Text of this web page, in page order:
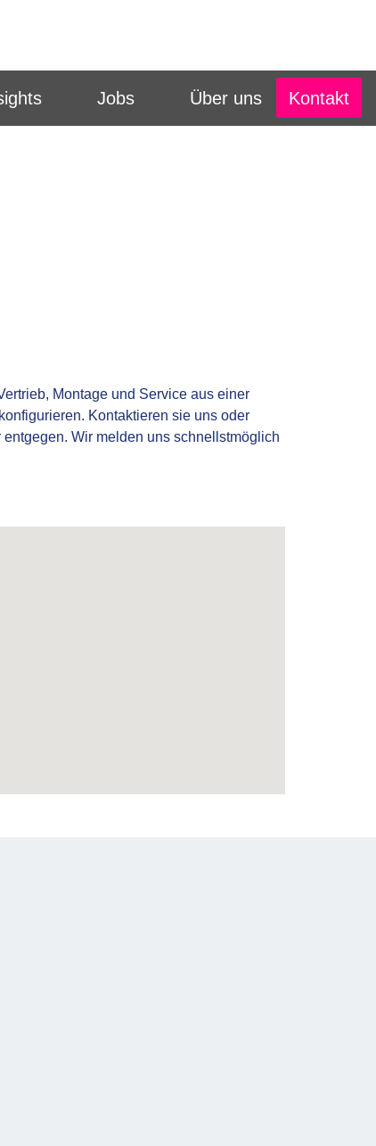
Jobs Über uns Kontakt
Montage und Service aus einer
Kontaktieren sie uns oder
Wir melden uns schnellstmöglich